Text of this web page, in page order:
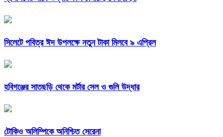
সিলেটে পবিত্র ঈদ উপলক্ষে নতুন টাকা মিলবে ৯ এপ্রিল
হবিগঞ্জের সাতছড়ি থেকে মর্টার সেল ও গুলি উদ্ধার
টোকিও অলিম্পিকে অনিশ্চিত সেরেনা